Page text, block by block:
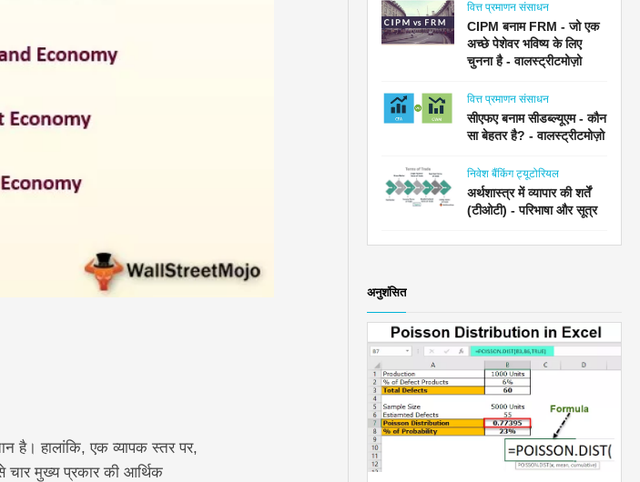
है। हालांकि, एक व्यापक स्तर पर,
मुख्य प्रकार की आर्थिक
वित्त प्रमाणन संसाधन
CIPM बनाम FRM - जो एक
अच्छे पेशेवर भविष्य के लिए
चुनना है - वालस्ट्रीटमोज़ो
वित्त प्रमाणन संसाधन
सीएफए बनाम सीडब्ल्यूएम - कौन
सा बेहतर है? - वालस्ट्रीटमोज़ो
निवेश बैंकिंग ट्यूटोरियल
अर्थशास्त्र में व्यापार की शर्तें
(टीओटी) - परिभाषा और सूत्र
अनुशंसित